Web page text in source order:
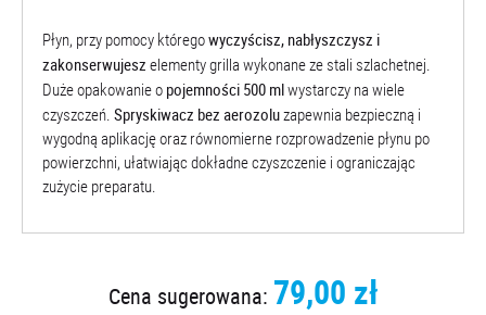
Płyn, przy pomocy któregowyczyścisz, nabłyszczysz i
zakonserwujesz elementy grilla wykonane ze stali szlachetnej.
Duże opakowanie o pojemności 500 mlwystarczy na wiele
czyszczeń. Spryskiwacz bez aerozoluzapewnia bezpieczną i
wygodną aplikację oraz równomierne rozprowadzenie płynu po
powierzchni, ułatwiając dokładne czyszczenie i ograniczając
zużycie preparatu.
Cena sugerowana: 79,00 zł